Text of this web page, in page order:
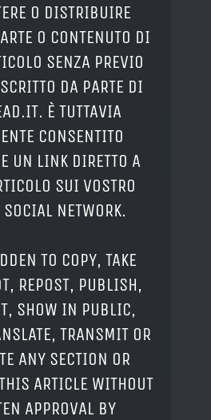
O DISTRIBUIRE
O CONTENUTO DI
SENZA PREVIO
DA PARTE DI
È TUTTAVIA
CONSENTITO
UN LINK DIRETTO A
SUI VOSTRO
NETWORK.
TO COPY, TAKE
REPOST, PUBLISH,
SHOW IN PUBLIC,
TRANSMIT OR
ANY SECTION OR
ARTICLE WITHOUT
APPROVAL BY